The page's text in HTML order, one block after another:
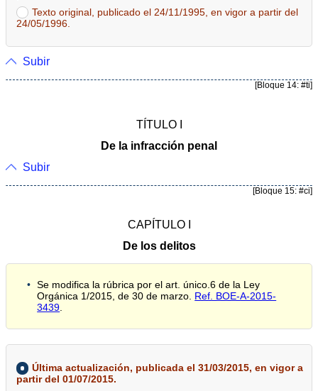
Texto original, publicado el 24/11/1995, en vigor a partir del
24/05/1996.
Subir
[Bloque 14: #ti]
TÍTULO I
De la infracción penal
Subir
[Bloque 15: #ci]
CAPÍTULO I
De los delitos
Se modifica la rúbrica por el art. único.6 de la Ley
Orgánica 1/2015, de 30 de marzo. Ref. BOE-A-2015-
3439.
Última actualización, publicada el 31/03/2015, en vigor a
partir del 01/07/2015.